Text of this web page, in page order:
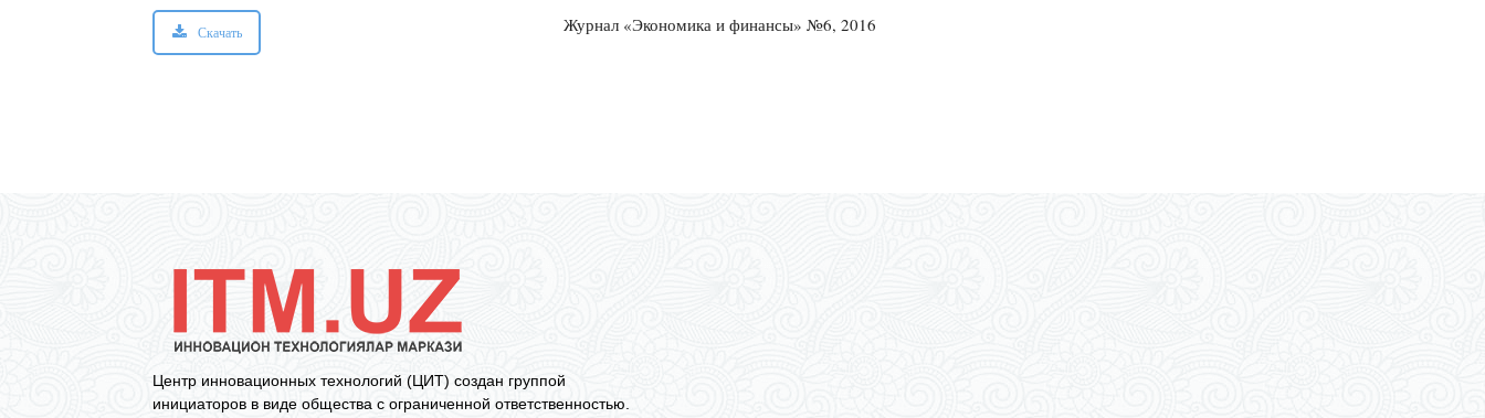
Скачать Журнал «Экономика и финансы» №6, 2016
Центр инновационных технологий (ЦИТ) создан группой
инициаторов в виде общества с ограниченной ответственностью.